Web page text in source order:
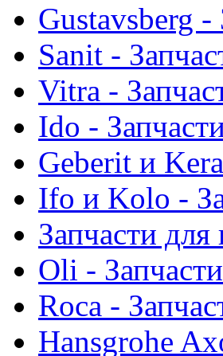
Gustavsberg -
Sanit -
Vitra -
Ido -
Geberit и
Ifo и Kolo -
Запчасти для
Oli -
Roca -
Hansgrohe